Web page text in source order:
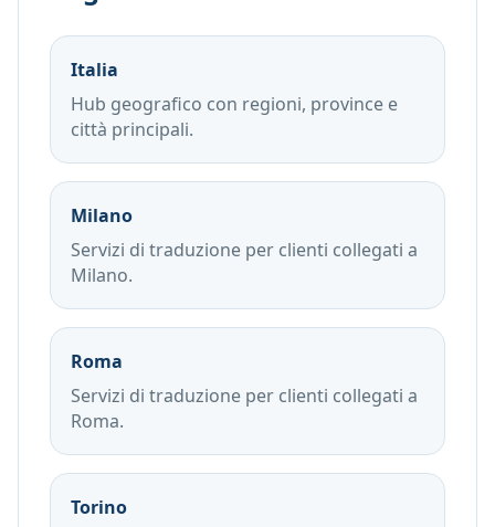
Italia
Hub geografico con regioni, province e
città principali.
Milano
Servizi di traduzione per clienti collegati a
Milano.
Roma
Servizi di traduzione per clienti collegati a
Roma.
Torino